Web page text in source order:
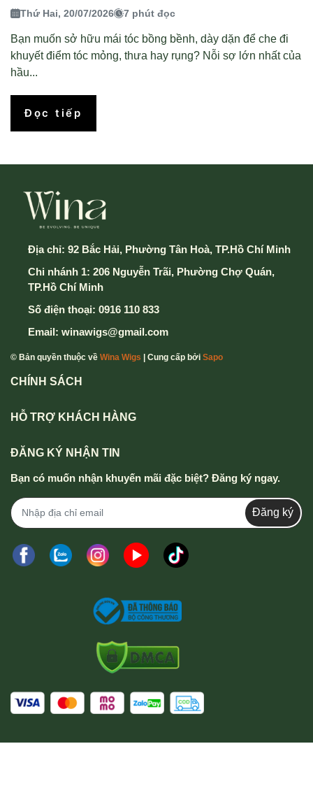
Thứ Hai, 20/07/2026 7 phút đọc
Bạn muốn sở hữu mái tóc bồng bềnh, dày dặn để che đi
khuyết điểm tóc mỏng, thưa hay rụng? Nỗi sợ lớn nhất của
hầu...
Đọc tiếp
Địa chỉ: 92 Bắc Hải, Phường Tân Hoà, TP.Hồ Chí Minh
Chi nhánh 1: 206 Nguyễn Trãi, Phường Chợ Quán,
TP.Hồ Chí Minh
Số điện thoại: 0916 110 833
Email: winawigs@gmail.com
© Bản quyền thuộc về Wina Wigs | Cung cấp bởi Sapo
CHÍNH SÁCH
HỖ TRỢ KHÁCH HÀNG
ĐĂNG KÝ NHẬN TIN
Bạn có muốn nhận khuyến mãi đặc biệt? Đăng ký ngay.
Đăng ký